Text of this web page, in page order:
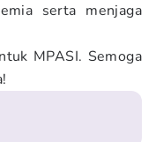
serta menjaga
MPASI. Semoga